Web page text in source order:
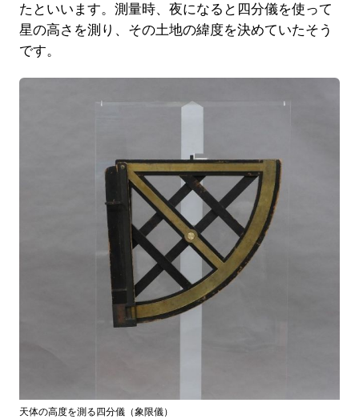
たといいます。測量時、夜になると四分儀を使って
星の高さを測り、その土地の緯度を決めていたそう
です。
天体の高度を測る四分儀（象限儀）